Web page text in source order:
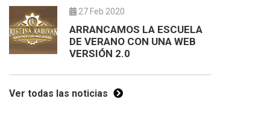
27 Feb 2020
ARRANCAMOS LA ESCUELA
DE VERANO CON UNA WEB
VERSIÓN 2.0
Ver todas las noticias